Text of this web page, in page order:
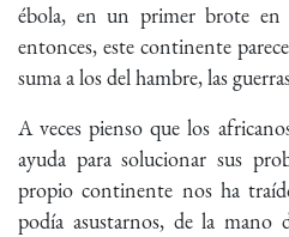
ébola, en un primer brote en
entonces, este continente
suma a los del hambre, las
A veces pienso que los
ayuda para solucionar sus
propio continente nos ha
podía asustarnos, de la mano